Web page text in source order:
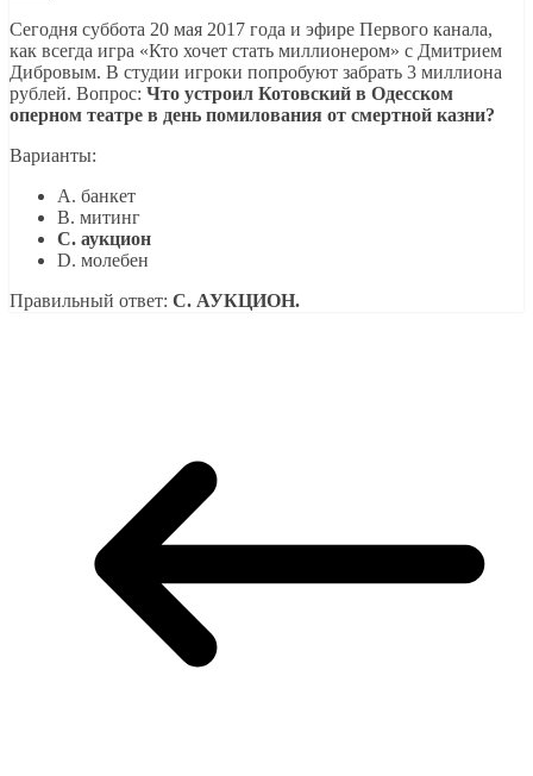
Сегодня суббота 20 мая 2017 года и эфире Первого канала,
как всегда игра «Кто хочет стать миллионером» с Дмитрием
Дибровым. В студии игроки попробуют забрать 3 миллиона
рублей. Вопрос: Что устроил Котовский в Одесском
оперном театре в день помилования от смертной казни?
Варианты:
A. банкет
B. митинг
C. аукцион
D. молебен
Правильный ответ: C. АУКЦИОН.